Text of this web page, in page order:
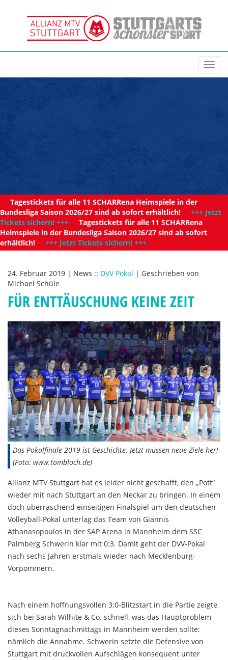
11
Tagestickets für alle 11 SCHARRena Heimspiele in der
Bundesliga Saison 2026/27 sind ab sofort erhältlich! +++ Jetzt
Tickets sichern! +++ Tagestickets für alle 11 SCHARRena
Heimspiele in der Bundesliga Saison 2026/27 sind ab sofort
erhältlich! +++ Jetzt Tickets sichern! +++
24. Februar 2019 | News :: DVV Pokal | Geschrieben von
Michael Schüle
FÜR ENTTÄUSCHUNG KEINE ZEIT
Das Pokalfinale 2019 ist Geschichte. Jetzt müssen neue Ziele her!
(Foto: www.tombloch.de)
Allianz MTV Stuttgart hat es leider nicht geschafft, den „Pott“
wieder mit nach Stuttgart an den Neckar zu bringen. In einem
doch überraschend einseitigen Finalspiel um den deutschen
Volleyball-Pokal unterlag das Team von Giannis
Athanasopoulos in der SAP Arena in Mannheim dem SSC
Palmberg Schwerin klar mit 0:3. Damit geht der DVV-Pokal
nach sechs Jahren erstmals wieder nach Mecklenburg-
Vorpommern.
Nach einem hoffnungsvollen 3:0-Blitzstart in die Partie zeigte
sich bei Sarah Wilhite & Co. schnell, was das Hauptproblem
dieses Sonntagnachmittags in Mannheim werden sollte:
nämlich die Annahme. Schwerin setzte die Defensive von
Stuttgart mit druckvollen Aufschlägen konsequent unter